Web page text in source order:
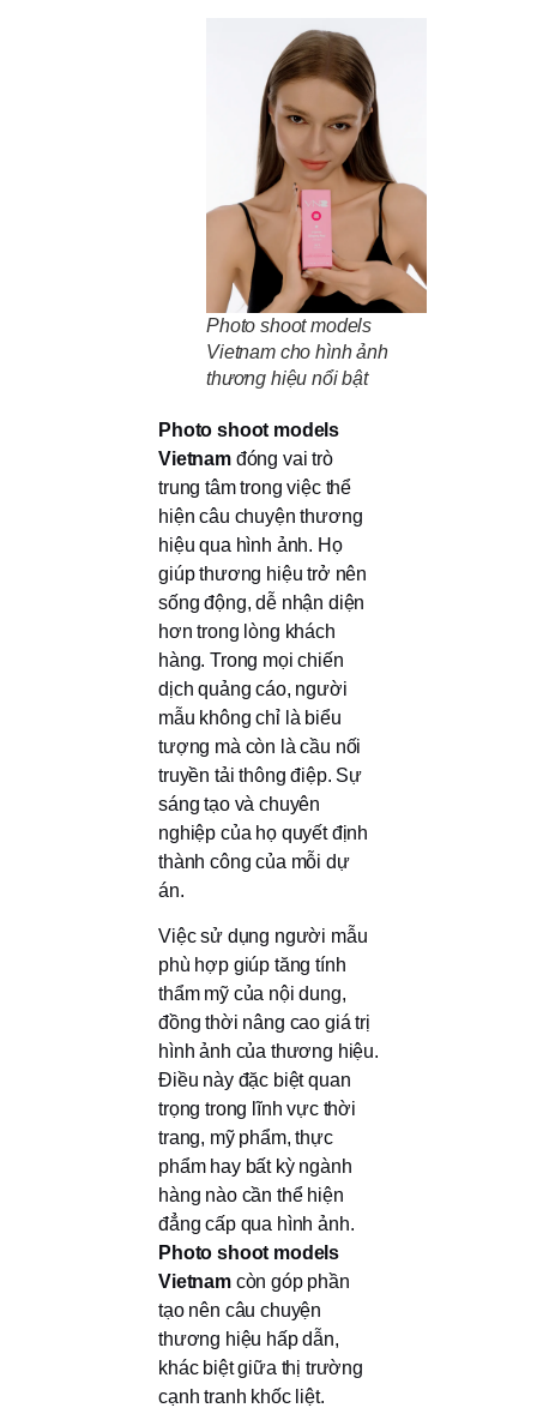
Photo shoot models
Vietnam cho hình ảnh
thương hiệu nổi bật
Photo shoot models
Vietnamđóng vai trò
trung tâm trong việc thể
hiện câu chuyện thương
hiệu qua hình ảnh. Họ
giúp thương hiệu trở nên
sống động, dễ nhận diện
hơn trong lòng khách
hàng. Trong mọi chiến
dịch quảng cáo, người
mẫu không chỉ là biểu
tượng mà còn là cầu nối
truyền tải thông điệp. Sự
sáng tạo và chuyên
nghiệp của họ quyết định
thành công của mỗi dự
án.
Việc sử dụng người mẫu
phù hợp giúp tăng tính
thẩm mỹ của nội dung,
đồng thời nâng cao giá trị
hình ảnh của thương hiệu.
Điều này đặc biệt quan
trọng trong lĩnh vực thời
trang, mỹ phẩm, thực
phẩm hay bất kỳ ngành
hàng nào cần thể hiện
đẳng cấp qua hình ảnh.
Photo shoot models
Vietnamcòn góp phần
tạo nên câu chuyện
thương hiệu hấp dẫn,
khác biệt giữa thị trường
cạnh tranh khốc liệt.